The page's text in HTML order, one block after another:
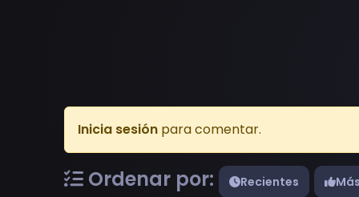
Inicia sesión para comentar.
Ordenar por: Recientes